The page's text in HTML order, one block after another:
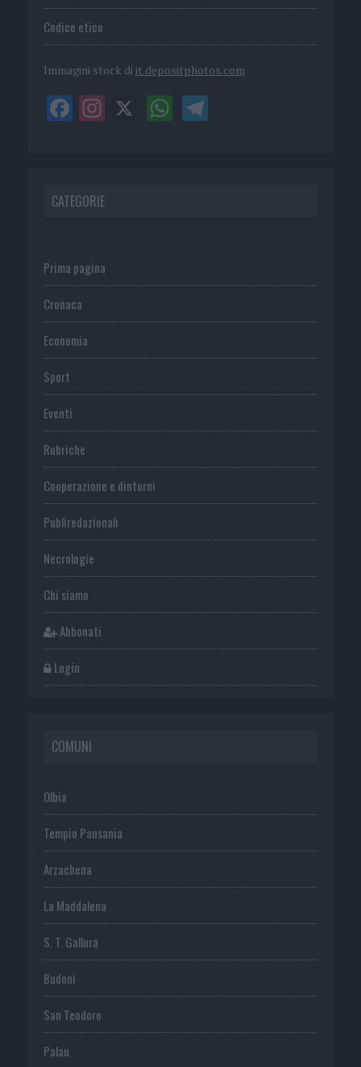
Codice etico
Immagini stock di it.depositphotos.com
CATEGORIE
Prima pagina
Cronaca
Economia
Sport
Eventi
Rubriche
Cooperazione e dintorni
Publiredazionali
Necrologie
Chi siamo
Abbonati
Login
COMUNI
Olbia
Tempio Pausania
Arzachena
La Maddalena
S. T. Gallura
Budoni
San Teodoro
Palau